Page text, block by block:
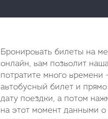
Бронировать билеты на
онлайн, вам позволит
потратите много
автобусный билет и
дату поездки, а потом
на этот момент данными